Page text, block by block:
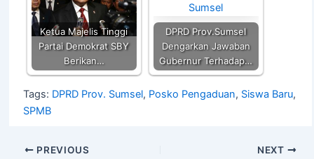
Ketua Majelis Tinggi
Partai Demokrat SBY
Berikan…
DPRD Prov.Sumsel
Dengarkan Jawaban
Gubernur Terhadap…
Tags: DPRD Prov. Sumsel, Posko Pengaduan, Siswa Baru,
SPMB
PREVIOUS NEXT